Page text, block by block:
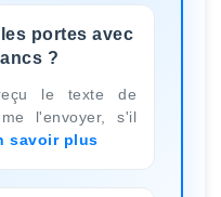
portes avec
?
le texte de
l'envoyer, s'il
savoir plus